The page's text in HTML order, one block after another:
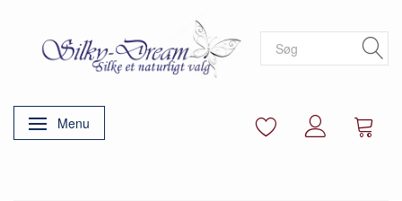
Skifte navigation
Menu